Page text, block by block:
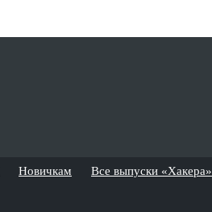
Новичкам Все выпуски «Хакера»